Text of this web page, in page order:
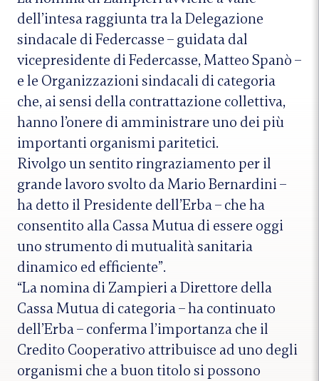
dell’intesa raggiunta tra la Delegazione
sindacale di Federcasse – guidata dal
vicepresidente di Federcasse, Matteo Spanò –
e le Organizzazioni sindacali di categoria
che, ai sensi della contrattazione collettiva,
hanno l’onere di amministrare uno dei più
importanti organismi paritetici.
Rivolgo un sentito ringraziamento per il
grande lavoro svolto da Mario Bernardini –
ha detto il Presidente dell’Erba – che ha
consentito alla Cassa Mutua di essere oggi
uno strumento di mutualità sanitaria
dinamico ed efficiente”.
“La nomina di Zampieri a Direttore della
Cassa Mutua di categoria – ha continuato
dell’Erba – conferma l’importanza che il
Credito Cooperativo attribuisce ad uno degli
organismi che a buon titolo si possono